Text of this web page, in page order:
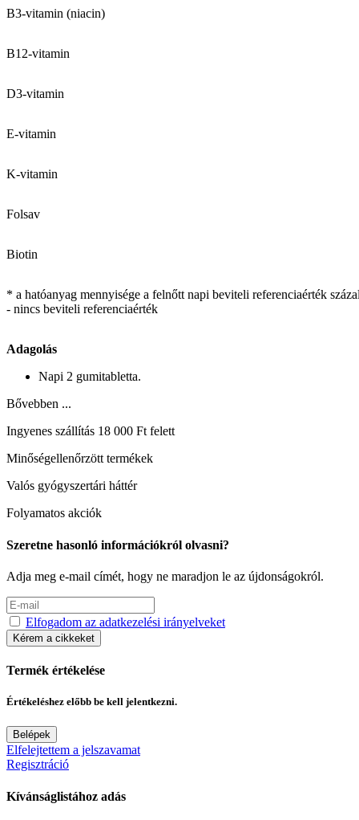
B3-vitamin (niacin)
B12-vitamin
D3-vitamin
E-vitamin
K-vitamin
Folsav
Biotin
* a hatóanyag mennyisége a felnőtt napi beviteli referenciaérték
- nincs beviteli referenciaérték
Adagolás
Napi 2 gumitabletta.
Bővebben ...
Ingyenes szállítás 18 000 Ft felett
Minőségellenőrzött termékek
Valós gyógyszertári háttér
Folyamatos akciók
Szeretne hasonló információkról olvasni?
Adja meg e-mail címét, hogy ne maradjon le az újdonságokról.
Elfogadom az adatkezelési irányelveket
Kérem a cikkeket
Termék értékelése
Értékeléshez előbb be kell jelentkezni.
Belépek
Elfelejtettem a jelszavamat
Regisztráció
Kívánságlistához adás